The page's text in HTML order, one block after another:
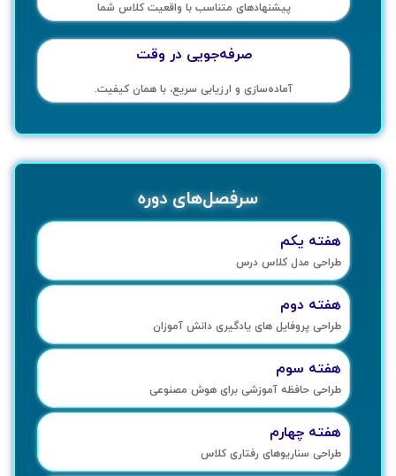
پیشنهادهای متناسب با واقعیت کلاس شما
صرفه‌جویی در وقت
آماده‌سازی و ارزیابی سریع، با همان کیفیت.
سرفصل‌های دوره
هفته‌ یکم
طراحی مدل کلاس درس
هفته‌ دوم
طراحی پروفایل های یادگیری دانش آموزان
هفته‌ سوم
طراحی حافظه آموزشی برای هوش مصنوعی
هفته‌ چهارم
طراحی سناریوهای رفتاری کلاس